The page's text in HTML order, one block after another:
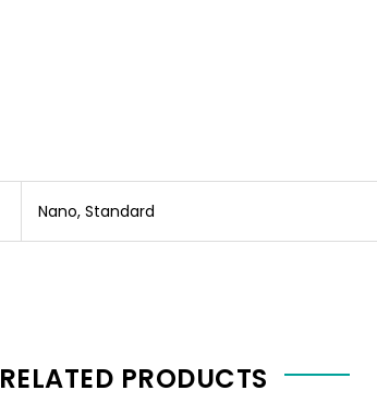
Nano, Standard
RELATED PRODUCTS